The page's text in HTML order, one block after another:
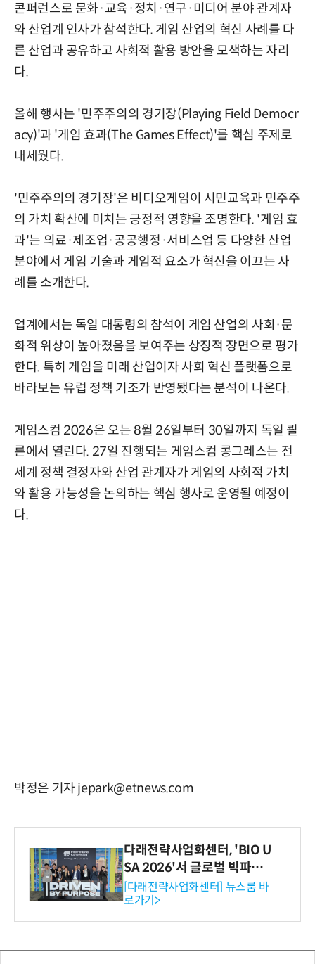
콘퍼런스로 문화·교육·정치·연구·미디어 분야 관계자
와 산업계 인사가 참석한다. 게임 산업의 혁신 사례를 다
른 산업과 공유하고 사회적 활용 방안을 모색하는 자리
다.
올해 행사는 '민주주의의 경기장(Playing Field Democr
acy)'과 '게임 효과(The Games Effect)'를 핵심 주제로
내세웠다.
'민주주의의 경기장'은 비디오게임이 시민교육과 민주주
의 가치 확산에 미치는 긍정적 영향을 조명한다. '게임 효
과'는 의료·제조업·공공행정·서비스업 등 다양한 산업
분야에서 게임 기술과 게임적 요소가 혁신을 이끄는 사
례를 소개한다.
업계에서는 독일 대통령의 참석이 게임 산업의 사회·문
화적 위상이 높아졌음을 보여주는 상징적 장면으로 평가
한다. 특히 게임을 미래 산업이자 사회 혁신 플랫폼으로
바라보는 유럽 정책 기조가 반영됐다는 분석이 나온다.
게임스컴 2026은 오는 8월 26일부터 30일까지 독일 쾰
른에서 열린다. 27일 진행되는 게임스컴 콩그레스는 전
세계 정책 결정자와 산업 관계자가 게임의 사회적 가치
와 활용 가능성을 논의하는 핵심 행사로 운영될 예정이
다.
박정은 기자 jepark@etnews.com
다래전략사업화센터, 'BIO U
SA 2026'서 글로벌 빅파마
와의 비즈니스 미팅 지원…K
-바이오 해외 진출 교두보 확
보
[다래전략사업화센터] 뉴스룸 바
로가기>